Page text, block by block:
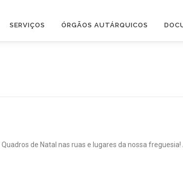
SERVIÇOS ÓRGÃOS AUTÁRQUICOS
de Natal nas ruas e lugares da nossa